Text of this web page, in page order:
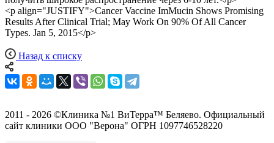
<p align="JUSTIFY">Cancer Vaccine ImMucin Shows Promising
Results After Clinical Trial; May Work On 90% Of All Cancer
Types. Jan 5, 2015</p>
Назад к списку
2011 - 2026 ©Клиника №1 ВиТерра™ Беляево. Официальный
сайт клиники ООО "Верона" ОГРН 1097746528220